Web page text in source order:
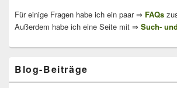
Für einige Fragen habe ich ein paar ⇒ FAQs
Außerdem habe ich eine Seite mit ⇒ Such-
Blog-Beiträge